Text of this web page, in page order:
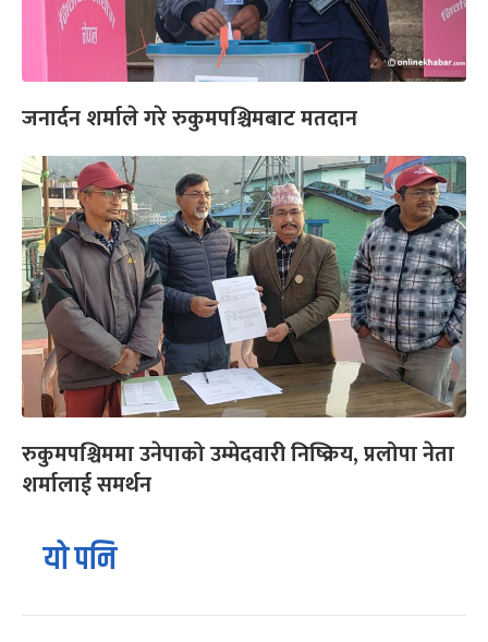
जनार्दन शर्माले गरे रुकुमपश्चिमबाट मतदान
रुकुमपश्चिममा उनेपाको उम्मेदवारी निष्क्रिय, प्रलोपा नेता
शर्मालाई समर्थन
यो पनि